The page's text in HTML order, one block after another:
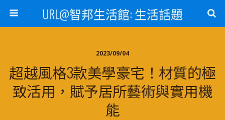
URL@智邦生活館: 生活話題
2023/09/04
超越風格3款美學豪宅！材質的極
致活用，賦予居所藝術與實用機
能